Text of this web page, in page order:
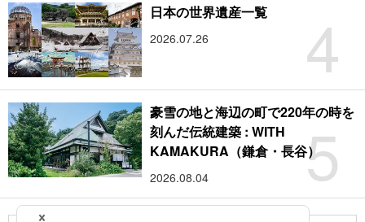
4
日本の世界遺産一覧
2026.07.26
5
豪雪の地と海辺の町で220年の時を
刻んだ伝統建築 : WITH
KAMAKURA（鎌倉・長谷）
2026.08.04